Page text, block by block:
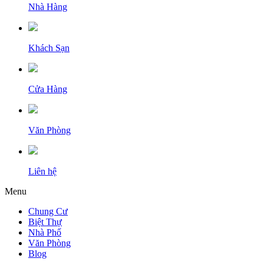
Nhà Hàng
Khách Sạn
Cửa Hàng
Văn Phòng
Liên hệ
Menu
Chung Cư
Biệt Thự
Nhà Phố
Văn Phòng
Blog